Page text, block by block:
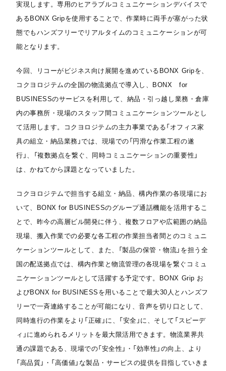
実現します。専用のヒアラブルコミュニケーションデバイスで
あるBONX Gripを使用することで、作業時に両手が塞がった状
態でもハンズフリーでリアルタイムのコミュニケーションが可
能となります。
今回、リコーがビジネス向け展開を進めているBONX Gripを、
コクヨロジテムの全国の物流拠点で導入し、BONX for
BUSINESSのサービスを利用して、納品・引っ越し業務・倉庫
内の事務所・現場のスタッフ間コミュニケーションツールとし
て活用します。コクヨロジテムの主力事業である「オフィス家
具の組立・納品業務」では、現場での「円滑な作業工程の遂
行」、「複数拠点を繋ぐ、同時コミュニケーションの重要性」
は、かねてから課題となっていました。
コクヨロジテムで担当する組立・納品、構内作業の各現場にお
いて、BONX for BUSINESSのグループ通話機能を活用するこ
とで、昨今の高層ビル開発に伴う、複数フロアや広範囲の納品
現場、搬入作業での必要な各工程の作業担当者間とのコミュニ
ケーションツールとして、また、「製品の保管・物流」を担う全
国の配送拠点では、構内作業と物流管理の各現場を繋ぐコミュ
ニケーションツールとして活躍する予定です。BONX Grip お
よびBONX for BUSINESSを用いることで最大30人とハンズフ
リーで一斉連絡することが可能になり、音声を切り口として、
同時進行の作業をより「正確」に、「安全」に、そして「スピーデ
ィ」に進められるメリットを最大限活用できます。物流業界共
通の課題である、現場での「安全性」・「効率性」の向上、より
「高品質」・「高価値」な製品・サービスの提供を目指していきま